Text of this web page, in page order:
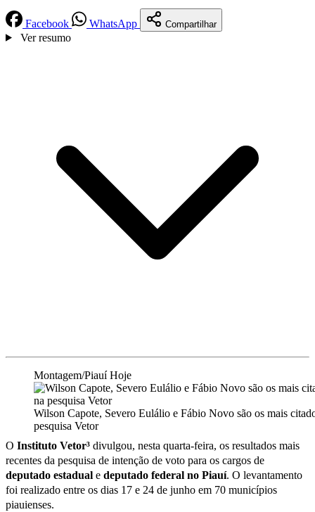
Facebook WhatsApp Compartilhar
Ver resumo
Montagem/Piauí Hoje
Wilson Capote, Severo Eulálio e Fábio Novo são os mais
pesquisa Vetor
O Instituto Vetor³ divulgou, nesta quarta-feira, os resultados mais
recentes da pesquisa de intenção de voto para os cargos de
deputado estadual e deputado federal no Piauí. O levantamento
foi realizado entre os dias 17 e 24 de junho em 70 municípios
piauienses.